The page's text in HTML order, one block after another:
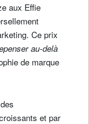
aux Effie
Ce prix
au-delà
de marque
et par